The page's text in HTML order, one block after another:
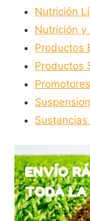
Nutrición
Nutrición y
Productos
Productos
ENVÍO
TODA LA